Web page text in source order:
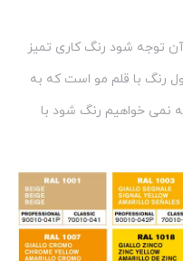
توجه شود رنگ کاری تمیز
رنگ با قلم مو است که به
نمی خواهیم رنگ شود با